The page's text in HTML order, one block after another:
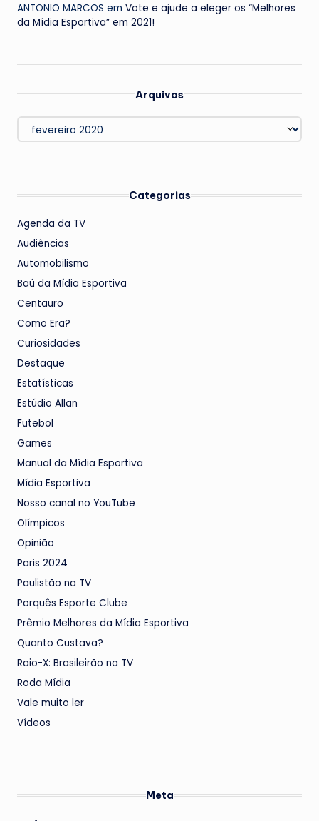
ANTONIO MARCOS em Vote e ajude a eleger os “Melhores
da Mídia Esportiva” em 2021!
Arquivos
Arquivos
Categorias
Agenda da TV
Audiências
Automobilismo
Baú da Mídia Esportiva
Centauro
Como Era?
Curiosidades
Destaque
Estatísticas
Estúdio Allan
Futebol
Games
Manual da Mídia Esportiva
Mídia Esportiva
Nosso canal no YouTube
Olímpicos
Opinião
Paris 2024
Paulistão na TV
Porquês Esporte Clube
Prêmio Melhores da Mídia Esportiva
Quanto Custava?
Raio-X: Brasileirão na TV
Roda Mídia
Vale muito ler
Vídeos
Meta